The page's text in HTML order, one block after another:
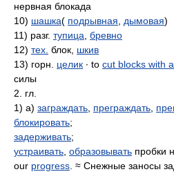
нервная блокада
10) шашка( подрывная дымовая)
11) разг. тупица бревно
12) тех. блок, шкив
13) горн. целик ∙ to cut blocks with
силы
2. гл.
1) а) заграждать преграждать
блокировать;
задерживать;
устраивать образовывать пробки
our progress . ≈ Снежные заносы